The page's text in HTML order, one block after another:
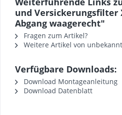
und Versickerungsfilter
Abgang waagerecht"
Fragen zum Artikel?
Weitere Artikel von unbekannt
Verfügbare Downloads:
Download Montageanleitung
Download Datenblatt